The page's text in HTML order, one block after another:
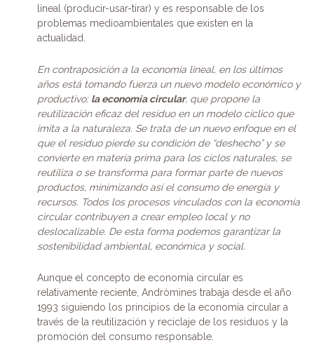
lineal (producir-usar-tirar) y es responsable de los
problemas medioambientales que existen en la
actualidad.
En contraposición a la economía lineal, en los últimos
años está tomando fuerza un nuevo modelo económico y
productivo: la economía circular, que propone la
reutilización eficaz del residuo en un modelo cíclico que
imita a la naturaleza. Se trata de un nuevo enfoque en el
que el residuo pierde su condición de “deshecho” y se
convierte en materia prima para los ciclos naturales, se
reutiliza o se transforma para formar parte de nuevos
productos, minimizando así el consumo de energía y
recursos. Todos los procesos vinculados con la economía
circular contribuyen a crear empleo local y no
deslocalizable. De esta forma podemos garantizar la
sostenibilidad ambiental, económica y social.
Aunque el concepto de economía circular es
relativamente reciente, Andròmines trabaja desde el año
1993 siguiendo los principios de la economía circular a
través de la reutilización y reciclaje de los residuos y la
promoción del consumo responsable.